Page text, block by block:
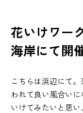
花いけワー
海岸にて開
こちらは浜辺にて
われて良い風合い
いけてみたいと思